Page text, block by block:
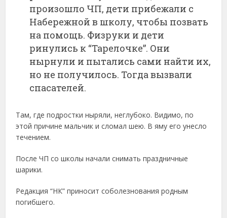
произошло ЧП, дети прибежали с
Набережной в школу, чтобы позвать
на помощь. Физруки и дети
ринулись к “Тарелочке”. Они
нырнули и пытались сами найти их,
но не получилось. Тогда вызвали
спасателей.
Там, где подростки ныряли, неглубоко. Видимо, по
этой причине мальчик и сломал шею. В яму его унесло
течением.
После ЧП со школы начали снимать праздничные
шарики.
Редакция “НК” приносит соболезнования родным
погибшего.